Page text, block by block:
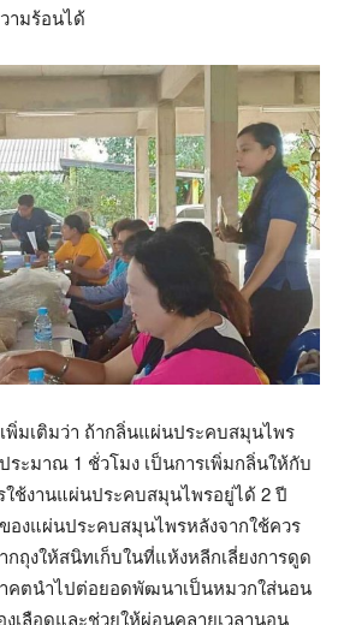
ามร้อนได้
พิ่มเติมว่า ถ้ากลิ่นแผ่นประคบสมุนไพร
ะมาณ 1 ชั่วโมง เป็นการเพิ่มกลิ่นให้กับ
ช้งานแผ่นประคบสมุนไพรอยู่ได้ 2 ปี
องแผ่นประคบสมุนไพรหลังจากใช้ควร
ถุงให้สนิทเก็บในที่แห้งหลีกเลี่ยงการดูด
คตนำไปต่อยอดพัฒนาเป็นหมวกใส่นอน
เลือดและช่วยให้ผ่อนคลายเวลานอน